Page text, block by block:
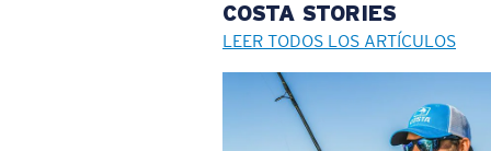
COSTA STORIES
LEER TODOS LOS ARTÍCULOS